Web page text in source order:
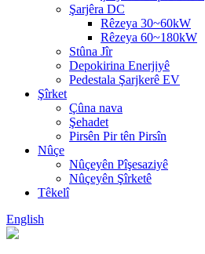
Şarjêra DC
Rêzeya 30~60kW
Rêzeya 60~180kW
Stûna Jîr
Depokirina Enerjiyê
Pedestala Şarjkerê EV
Şîrket
Çûna nava
Şehadet
Pirsên Pir tên Pirsîn
Nûçe
Nûçeyên Pîşesaziyê
Nûçeyên Şîrketê
Têkelî
English